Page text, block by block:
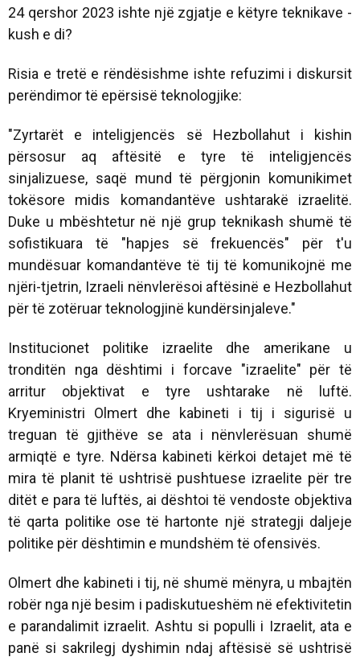
24 qershor 2023 ishte një zgjatje e këtyre teknikave -
kush e di?
Risia e tretë e rëndësishme ishte refuzimi i diskursit
perëndimor të epërsisë teknologjike:
"Zyrtarët e inteligjencës së Hezbollahut i kishin
përsosur aq aftësitë e tyre të inteligjencës
sinjalizuese, saqë mund të përgjonin komunikimet
tokësore midis komandantëve ushtarakë izraelitë.
Duke u mbështetur në një grup teknikash shumë të
sofistikuara të "hapjes së frekuencës" për t'u
mundësuar komandantëve të tij të komunikojnë me
njëri-tjetrin, Izraeli nënvlerësoi aftësinë e Hezbollahut
për të zotëruar teknologjinë kundërsinjaleve."
Institucionet politike izraelite dhe amerikane u
tronditën nga dështimi i forcave "izraelite" për të
arritur objektivat e tyre ushtarake në luftë.
Kryeministri Olmert dhe kabineti i tij i sigurisë u
treguan të gjithëve se ata i nënvlerësuan shumë
armiqtë e tyre. Ndërsa kabineti kërkoi detajet më të
mira të planit të ushtrisë pushtuese izraelite për tre
ditët e para të luftës, ai dështoi të vendoste objektiva
të qarta politike ose të hartonte një strategji daljeje
politike për dështimin e mundshëm të ofensivës.
Olmert dhe kabineti i tij, në shumë mënyra, u mbajtën
robër nga një besim i padiskutueshëm në efektivitetin
e parandalimit izraelit. Ashtu si populli i Izraelit, ata e
panë si sakrilegj dyshimin ndaj aftësisë së ushtrisë